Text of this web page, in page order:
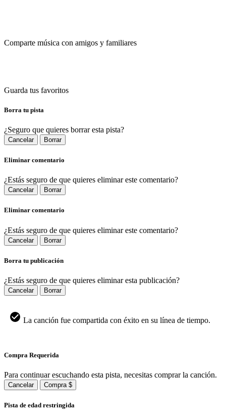
Comparte música con amigos y familiares
Guarda tus favoritos
Borra tu pista
¿Seguro que quieres borrar esta pista?
Cancelar Borrar
Eliminar comentario
¿Estás seguro de que quieres eliminar este comentario?
Cancelar Borrar
Eliminar comentario
¿Estás seguro de que quieres eliminar este comentario?
Cancelar Borrar
Borra tu publicación
¿Estás seguro de que quieres eliminar esta publicación?
Cancelar Borrar
La canción fue compartida con éxito en su línea de tiempo.
Compra Requerida
Para continuar escuchando esta pista, necesitas comprar la canción.
Cancelar Compra $
Pista de edad restringida